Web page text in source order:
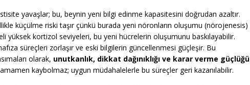
yavaşlar; bu, beynin yeni bilgi edinme kapasitesini doğrudan azaltır.
küçülme riski taşır çünkü burada yeni nöronların oluşumu (nörojenesis)
yüksek kortizol seviyeleri, bu yeni hücrelerin oluşumunu baskılayabilir.
süreçleri zorlaşır ve eski bilgilerin güncellenmesi güçleşir. Bu
olarak, unutkanlık, dikkat dağınıklığı ve karar verme güçlüğü
kaybolmaz; uygun müdahalelerle bu süreçler geri kazanılabilir.